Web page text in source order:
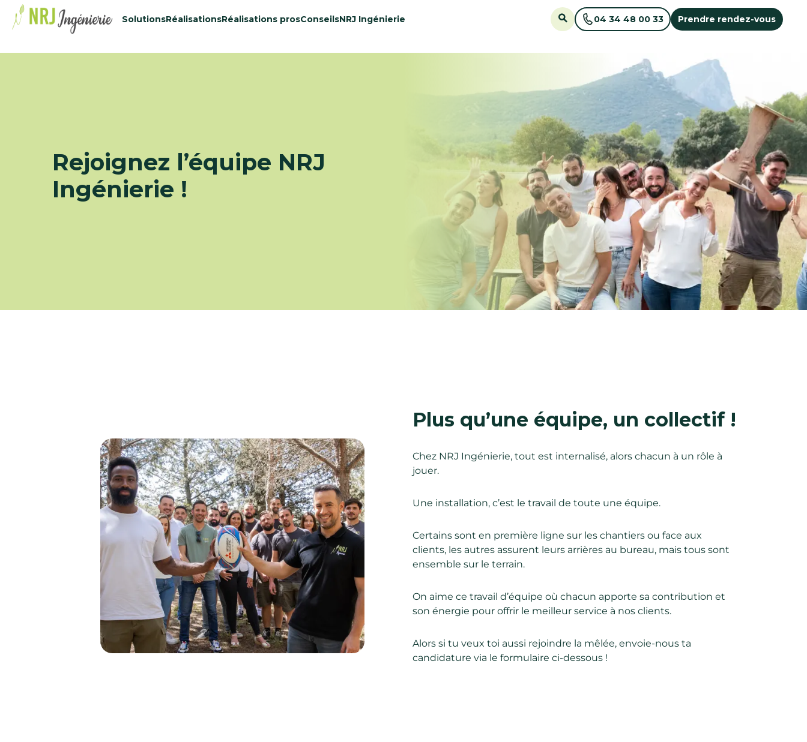
48434515
SolutionsRéalisationsRéalisations prosConseilsNRJ Ingénierie 04 34 48 00 33 Prendre rendez-vous
Rejoignez l’équipe NRJ
Ingénierie !
Plus qu’une équipe, un collectif !
Chez NRJ Ingénierie, tout est internalisé, alors chacun à un rôle à
jouer.
Une installation, c’est le travail de toute une équipe.
Certains sont en première ligne sur les chantiers ou face aux
clients, les autres assurent leurs arrières au bureau, mais tous sont
ensemble sur le terrain.
On aime ce travail d’équipe où chacun apporte sa contribution et
son énergie pour offrir le meilleur service à nos clients.
Alors si tu veux toi aussi rejoindre la mêlée, envoie-nous ta
candidature via le formulaire ci-dessous !